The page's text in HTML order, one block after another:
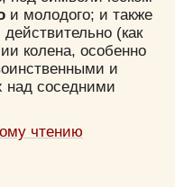
и молодого; и также
(как
колена, особенно
и
над соседними
чтению